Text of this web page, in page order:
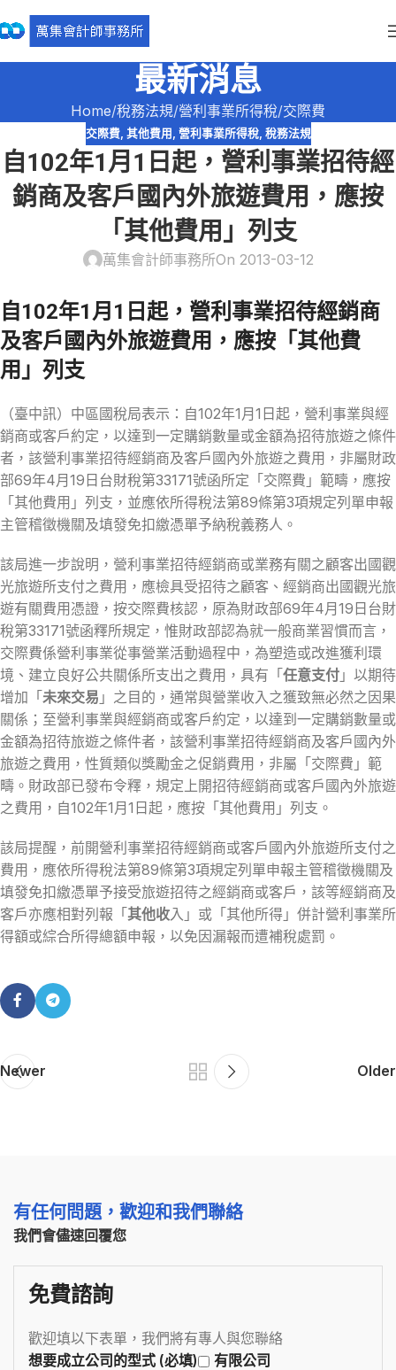
最新消息
Home 稅務法規 營利事業所得稅 交際費
交際費, 其他費用 , 營利事業所得稅, 稅務法規
自102年1月1日起，營利事業招待經
銷商及客戶國內外旅遊費用，應按
「其他費用」列支
萬集會計師事務所On 2013-03-12
自102年1月1日起，營利事業招待經銷商
及客戶國內外旅遊費用，應按「其他費
用」列支
（臺中訊）中區國稅局表示：自102年1月1日起，營利事業與經
銷商或客戶約定，以達到一定購銷數量或金額為招待旅遊之條件
者，該營利事業招待經銷商及客戶國內外旅遊之費用，非屬財政
部69年4月19日台財稅第33171號函所定「交際費」範疇，應按
「其他費用」列支，並應依所得稅法第89條第3項規定列單申報
主管稽徵機關及填發免扣繳憑單予納稅義務人。
該局進一步說明，營利事業招待經銷商或業務有關之顧客出國觀
光旅遊所支付之費用，應檢具受招待之顧客、經銷商出國觀光旅
遊有關費用憑證，按交際費核認，原為財政部69年4月19日台財
稅第33171號函釋所規定，惟財政部認為就一般商業習慣而言，
交際費係營利事業從事營業活動過程中，為塑造或改進獲利環
境、建立良好公共關係所支出之費用，具有「任意支付 」以期待
增加「未來交易 」之目的，通常與營業收入之獲致無必然之因果
關係；至營利事業與經銷商或客戶約定，以達到一定購銷數量或
金額為招待旅遊之條件者，該營利事業招待經銷商及客戶國內外
旅遊之費用，性質類似獎勵金之促銷費用，非屬「交際費」範
疇。財政部已發布令釋，規定上開招待經銷商或客戶國內外旅遊
之費用，自102年1月1日起，應按「其他費用」列支。
該局提醒，前開營利事業招待經銷商或客戶國內外旅遊所支付之
費用，應依所得稅法第89條第3項規定列單申報主管稽徵機關及
填發免扣繳憑單予接受旅遊招待之經銷商或客戶，該等經銷商及
客戶亦應相對列報「其他收入」或「其他所得」併計營利事業所
得額或綜合所得總額申報，以免因漏報而遭補稅處罰。
Newer Older
有任何問題，歡迎和我們聯絡
我們會儘速回覆您
免費諮詢
歡迎填以下表單，我們將有專人與您聯絡
想要成立公司的型式 (必填)
有限公司